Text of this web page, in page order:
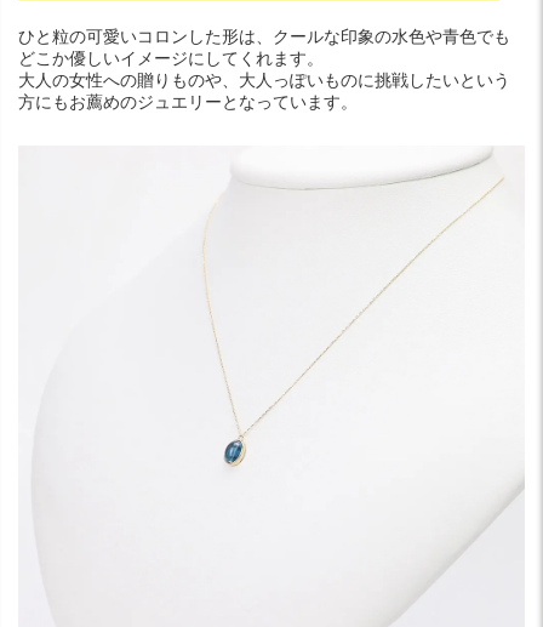
ひと粒の可愛いコロンした形は、クールな印象の水色や青色でも
どこか優しいイメージにしてくれます。
大人の女性への贈りものや、大人っぽいものに挑戦したいという
方にもお薦めのジュエリーとなっています。